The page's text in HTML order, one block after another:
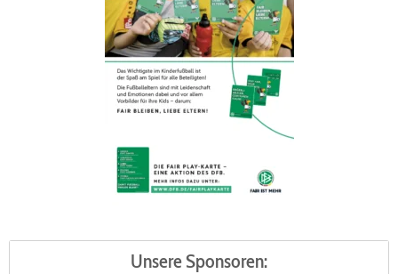
Unsere Sponsoren: